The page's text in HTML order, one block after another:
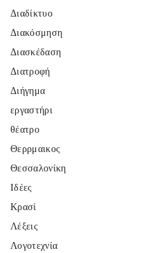
Διαδίκτυο
Διακόσμηση
Διασκέδαση
Διατροφή
Διήγημα
εργαστήρι
θέατρο
Θερρμαικος
Θεσσαλονίκη
Ιδέες
Κρασί
Λέξεις
Λογοτεχνία